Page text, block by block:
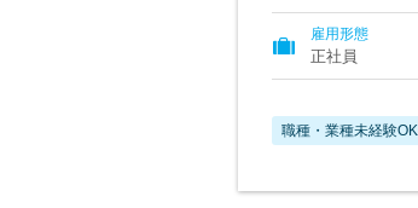
雇用形態
正社員
職種・業種未経験OK